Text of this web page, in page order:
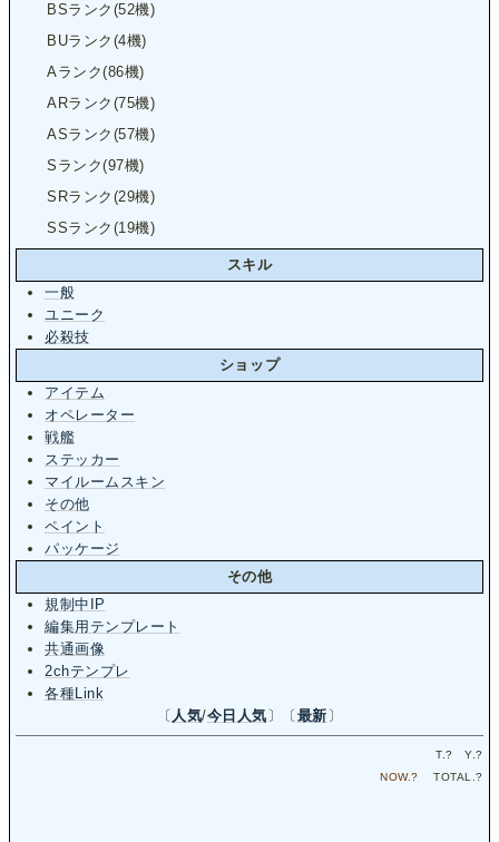
BSランク(52機)
BUランク(4機)
Aランク(86機)
ARランク(75機)
ASランク(57機)
Sランク(97機)
SRランク(29機)
SSランク(19機)
スキル
一般
ユニーク
必殺技
ショップ
アイテム
オペレーター
戦艦
ステッカー
マイルームスキン
その他
ペイント
パッケージ
その他
規制中IP
編集用テンプレート
共通画像
2chテンプレ
各種Link
〔 人気/今日人気 〕〔 最新 〕
T.? Y.?
NOW.? TOTAL.?